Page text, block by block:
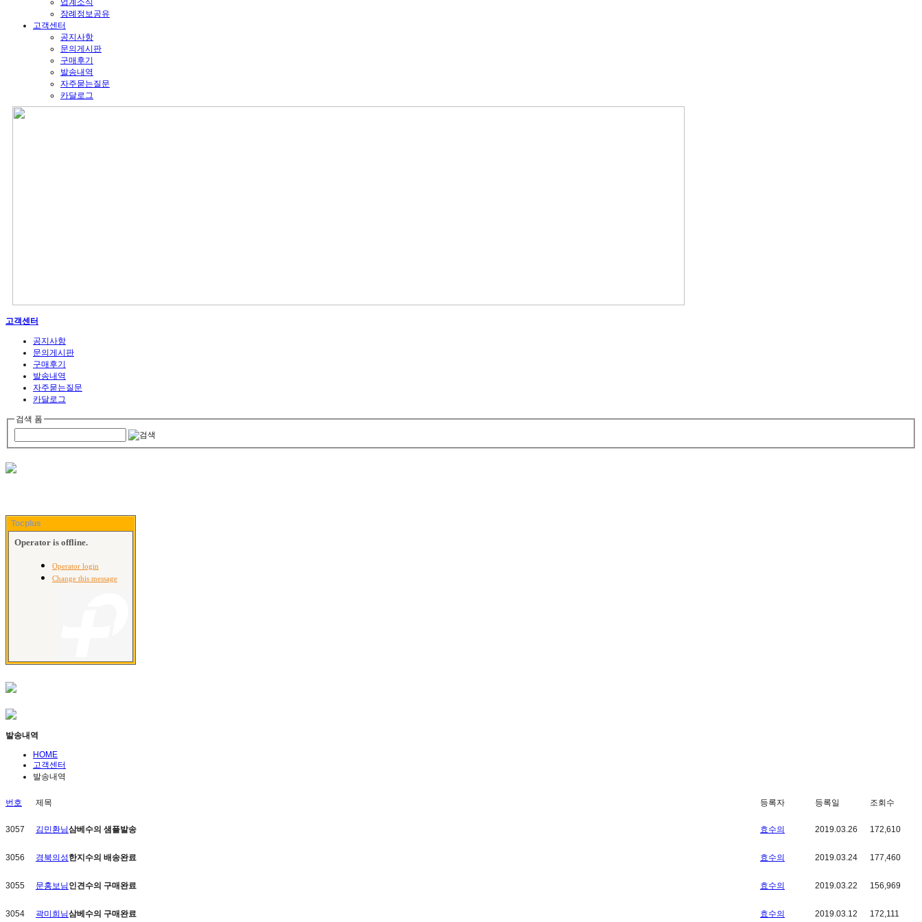
업계소식
장례정보공유
고객센터
공지사항
문의게시판
구매후기
발송내역
자주묻는질문
카달로그
고객센터
공지사항
문의게시판
구매후기
발송내역
자주묻는질문
카달로그
검색 폼
발송내역
HOME
고객센터
발송내역
번호 제목 등록자 등록일 조회수
3057 김민환님삼베수의 샘플발송 효수의 2019.03.26 172,610
3056 경북의성한지수의 배송완료 효수의 2019.03.24 177,460
3055 문홍보님인견수의 구매완료 효수의 2019.03.22 156,969
3054 곽미희님삼베수의 구매완료 효수의 2019.03.12 172,111